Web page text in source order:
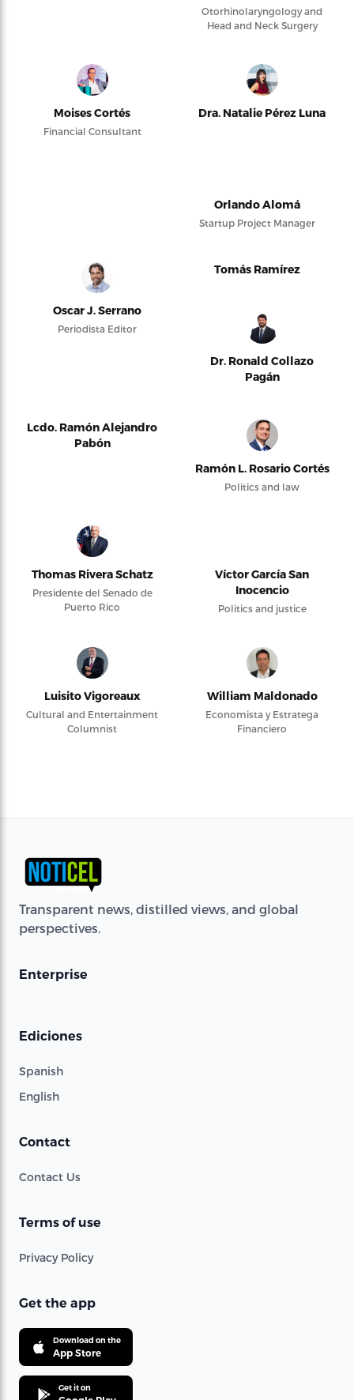
Otorhinolaryngology and
Head and Neck Surgery
Moises Cortés
Financial Consultant
Dra. Natalie Pérez Luna
Orlando Alomá
Startup Project Manager
Oscar J. Serrano
Periodista Editor
Tomás Ramírez
Dr. Ronald Collazo
Pagán
Lcdo. Ramón Alejandro
Pabón
Ramón L. Rosario Cortés
Politics and law
Thomas Rivera Schatz
Presidente del Senado de
Puerto Rico
Víctor García San
Inocencio
Politics and justice
Luisito Vigoreaux
Cultural and Entertainment
Columnist
William Maldonado
Economista y Estratega
Financiero
Transparent news, distilled views, and global
perspectives.
Enterprise
Ediciones
Spanish
English
Contact
Contact Us
Terms of use
Privacy Policy
Get the app
Download on the
App Store
Get it on